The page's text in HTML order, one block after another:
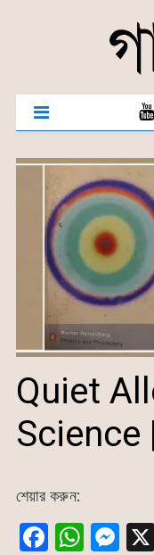
Quiet
Science
শেয়ার করুন:
F W M